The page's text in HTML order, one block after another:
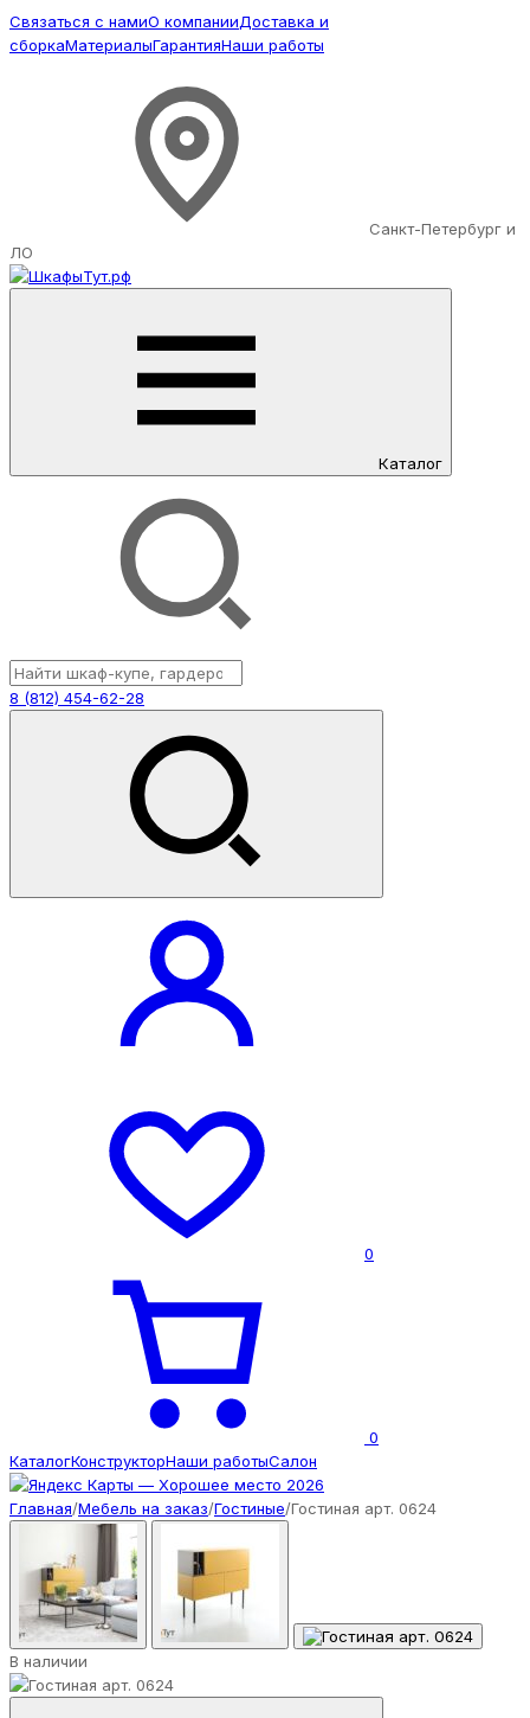
Связаться с намиО компанииДоставка и
сборкаМатериалыГарантияНаши работы
Санкт-Петербург и
ЛО
Каталог
8 (812) 454-62-28
0
0
КаталогКонструкторНаши работыСалон
Главная/Мебель на заказ/Гостиные/Гостиная арт. 0624
В наличии